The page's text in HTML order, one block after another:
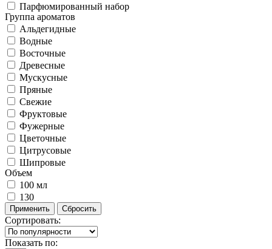
Парфюмированный набор
Группа ароматов
Альдегидные
Водные
Восточные
Древесные
Мускусные
Пряные
Свежие
Фруктовые
Фужерные
Цветочные
Цитрусовые
Шипровые
Объем
100 мл
130
Сортировать:
Показать по: